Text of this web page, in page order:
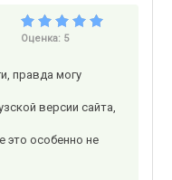
Оценка: 5
правда могу
версии сайта,
это особенно не